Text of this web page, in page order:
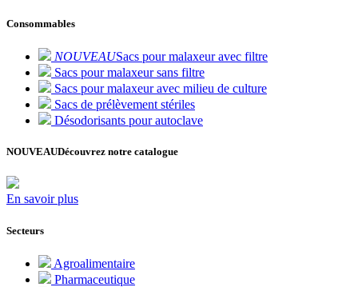
Consommables
NOUVEAUSacs pour malaxeur avec filtre
Sacs pour malaxeur sans filtre
Sacs pour malaxeur avec milieu de culture
Sacs de prélèvement stériles
Désodorisants pour autoclave
NOUVEAUDécouvrez notre catalogue
En savoir plus
Secteurs
Agroalimentaire
Pharmaceutique